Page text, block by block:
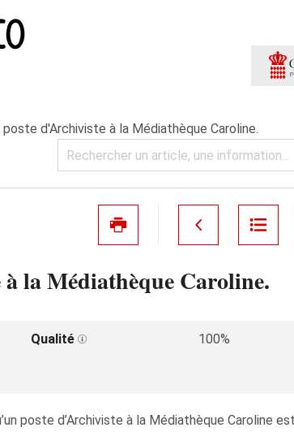
d'Archiviste à la Médiathèque Caroline.
la Médiathèque Caroline.
Qualité
100%
poste d’Archiviste à la Médiathèque Caroline